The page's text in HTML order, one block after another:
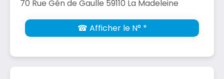
70 Rue Gén de Gaulle 59110 La Madeleine
☎ Afficher le N° *